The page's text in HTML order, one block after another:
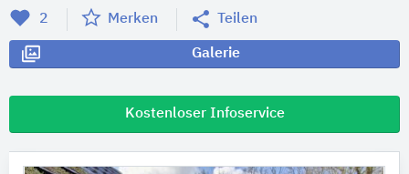
2 Merken Teilen
Galerie
Kostenloser Infoservice